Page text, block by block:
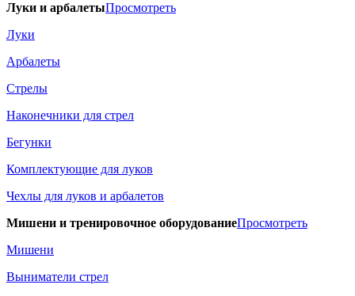
Луки и арбалетыПросмотреть
Луки
Арбалеты
Стрелы
Наконечники для стрел
Бегунки
Комплектующие для луков
Чехлы для луков и арбалетов
Мишени и тренировочное оборудованиеПросмотреть
Мишени
Выниматели стрел